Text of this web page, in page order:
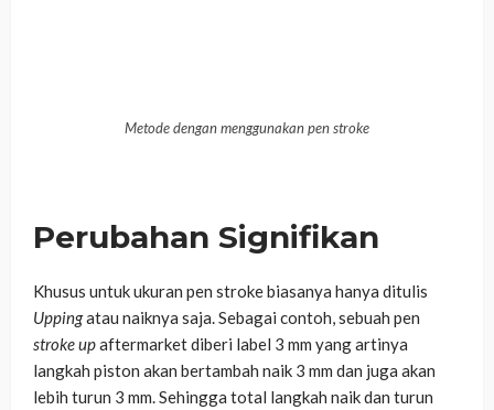
Metode dengan menggunakan pen stroke
Perubahan Signifikan
Khusus untuk ukuran pen stroke biasanya hanya ditulis
Uppingatau naiknya saja. Sebagai contoh, sebuah pen
stroke upaftermarket diberi label 3 mm yang artinya
langkah piston akan bertambah naik 3 mm dan juga akan
lebih turun 3 mm. Sehingga total langkah naik dan turun